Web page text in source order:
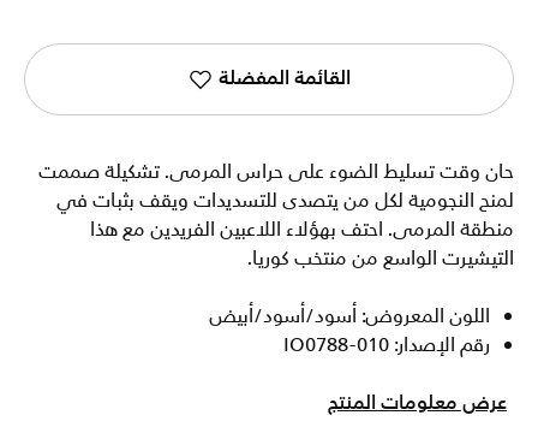
القائمة المفضلة
حان وقت تسليط الضوء على حراس المرمى. تشكيلة صممت
لمنح النجومية لكل من يتصدى للتسديدات ويقف بثبات في
منطقة المرمى. احتف بهؤلاء اللاعبين الفريدين مع هذا
التيشيرت الواسع من منتخب كوريا.
اللون المعروض: أسود/أسود/أبيض
رقم الإصدار: IO0788-010
عرض معلومات المنتج